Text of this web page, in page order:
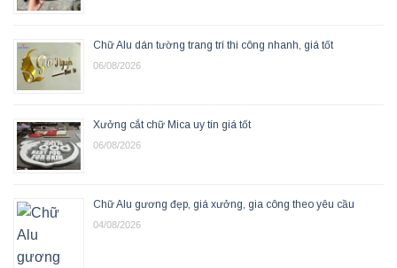
Chữ Alu dán tường trang trí thi công nhanh, giá tốt
06/08/2026
Xưởng cắt chữ Mica uy tín giá tốt
06/08/2026
Chữ Alu gương đẹp, giá xưởng, gia công theo yêu cầu
04/08/2026